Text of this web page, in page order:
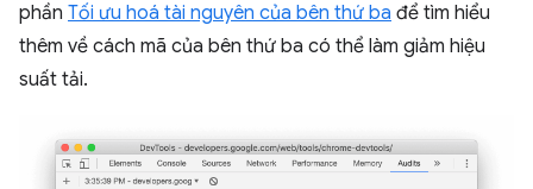
phần Tối ưu hoá tài nguyên của bên thứ ba để tìm hiểu
thêm về cách mã của bên thứ ba có thể làm giảm hiệu
suất tải.